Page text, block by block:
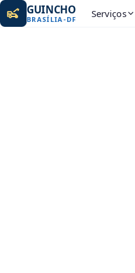
GUINCHO
BRASÍLIA-DF Serviços